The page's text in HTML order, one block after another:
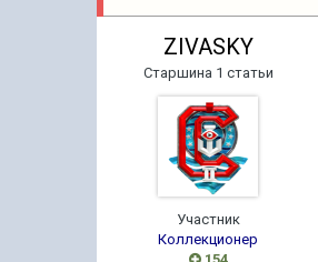
ZIVASKY
Старшина 1 статьи
Участник
Коллекционер